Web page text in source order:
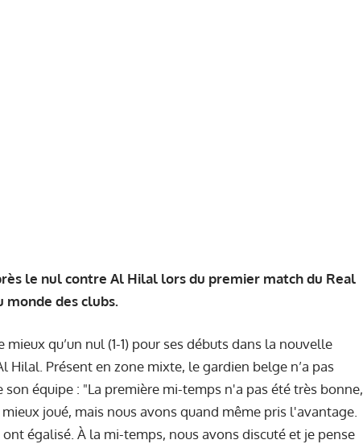
le nul contre Al Hilal lors du premier match du Real
monde des clubs.
mieux qu’un nul (1-1) pour ses débuts dans la nouvelle
Hilal. Présent en zone mixte, le gardien belge n’a pas
équipe : "La première mi-temps n'a pas été très bonne,
joué, mais nous avons quand même pris l'avantage.
égalisé. À la mi-temps, nous avons discuté et je pense